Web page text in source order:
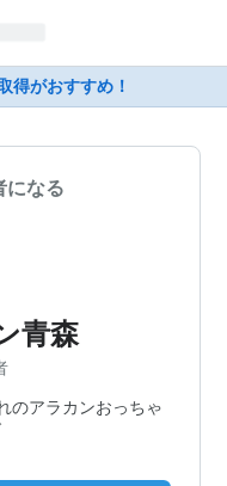
得がおすすめ！
になる
青森
のアラカンおっちゃ